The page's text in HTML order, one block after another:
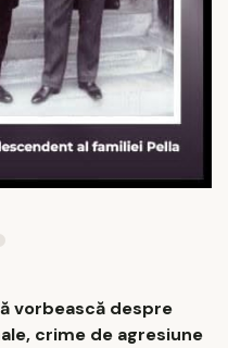
vorbească despre
crime de agresiune